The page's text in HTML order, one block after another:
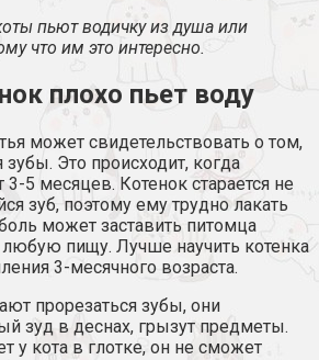
пьют водичку из душа или
что им это интересно.
плохо пьет воду
может свидетельствовать о том,
зубы. Это происходит, когда
3-5 месяцев. Котенок старается не
зуб, поэтому ему трудно лакать
может заставить питомца
пищу. Лучше научить котенка
3-месячного возраста.
прорезаться зубы, они
зуд в деснах, грызут предметы.
у кота в глотке, он не сможет